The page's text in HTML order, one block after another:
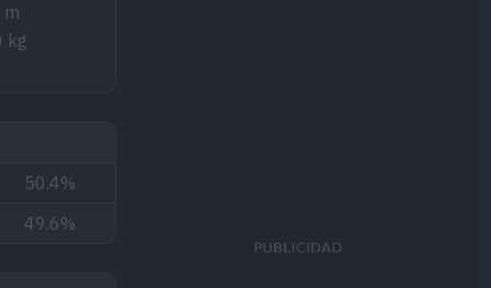
m
kg
50.4%
49.6%